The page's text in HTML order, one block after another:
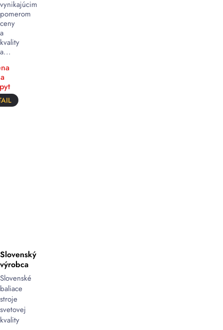
vynikajúcim
pomerom
ceny
a
kvality
a...
objemy
balenia
Automatické
zmršťovacie
stroje
sú
Slovenský
výrobca
Slovenské
baliace
stroje
svetovej
kvality